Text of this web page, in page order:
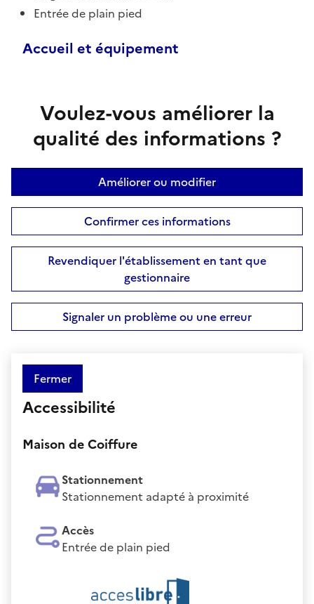
Entrée de plain pied
Accueil et équipement
Voulez-vous améliorer la
qualité des informations ?
Améliorer ou modifier
Confirmer ces informations
Revendiquer l'établissement en tant que
gestionnaire
Signaler un problème ou une erreur
Fermer
Accessibilité
Maison de Coiffure
Stationnement
Stationnement adapté à proximité
Accès
Entrée de plain pied